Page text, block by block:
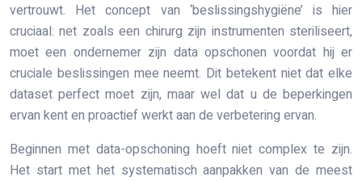
vertrouwt. Het concept van ‘beslissingshygiëne’ is hier
cruciaal: net zoals een chirurg zijn instrumenten steriliseert,
moet een ondernemer zijn data opschonen voordat hij er
cruciale beslissingen mee neemt. Dit betekent niet dat elke
dataset perfect moet zijn, maar wel dat u de beperkingen
ervan kent en proactief werkt aan de verbetering ervan.
Beginnen met data-opschoning hoeft niet complex te zijn.
Het start met het systematisch aanpakken van de meest